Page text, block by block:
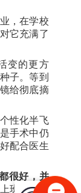
，在学校
它充满了
变的更方
子。等到
给彻底摘
性化半飞
手术中仍
配合医生
很好，并
班，每年